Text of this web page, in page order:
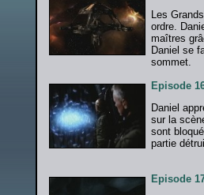
Les
ordre.
maîtres
Daniel se
sommet.
Episode
Daniel
sur la
sont
partie
Episode